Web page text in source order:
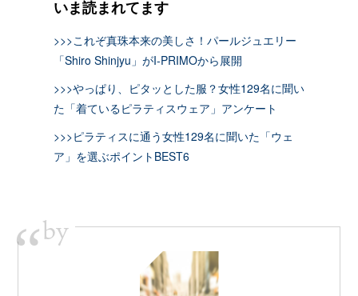
いま読まれてます
>>>これぞ真珠本来の美しさ！パールジュエリー
「Shiro Shinjyu」がI-PRIMOから展開
>>>やっぱり、ピタッとした服？女性129名に聞い
た「着ているピラティスウェア」アンケート
>>>ピラティスに通う女性129名に聞いた「ウェ
ア」を選ぶポイントBEST6
“by